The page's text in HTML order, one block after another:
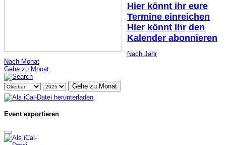
Hier könnt ihr eure
Termine einreichen
Hier könnt ihr den
Kalender abonnieren
Nach Jahr
Nach Monat
Gehe zu Monat
Gehe zu Monat
Event exportieren